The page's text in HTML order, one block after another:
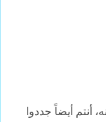
أنتم أيضاً جددوا